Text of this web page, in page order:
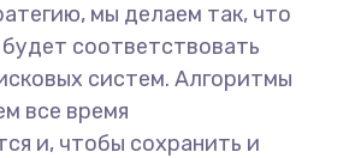
мы делаем так, что
соответствовать
систем. Алгоритмы
все время
и, чтобы сохранить и